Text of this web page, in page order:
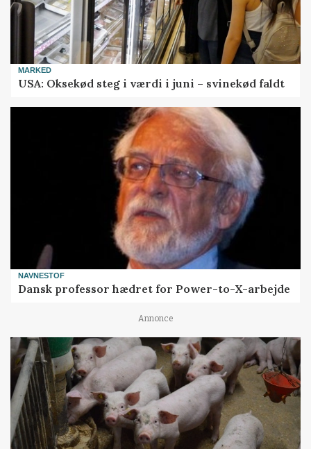
MARKED
USA: Oksekød steg i værdi i juni – svinekød faldt
NAVNESTOF
Dansk professor hædret for Power-to-X-arbejde
Annonce